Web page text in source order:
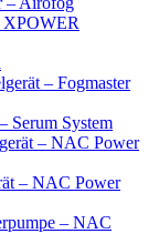
– Fogmaster
Serum System
– NAC Power
– NAC Power
– NAC